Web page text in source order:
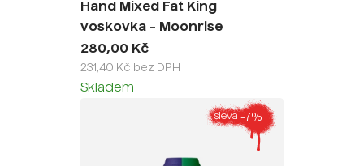
Hand Mixed Fat King
voskovka - Moonrise
280,00 Kč
231,40 Kč bez DPH
Skladem
sleva -7%